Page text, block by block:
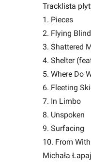
Tracklista
1. Pieces
2. Flying
3. Shattered
4. Shelter
5. Where Do
6. Fleeting
7. In Limbo
8. Unspoken
9. Surfacing
10. From
Michała